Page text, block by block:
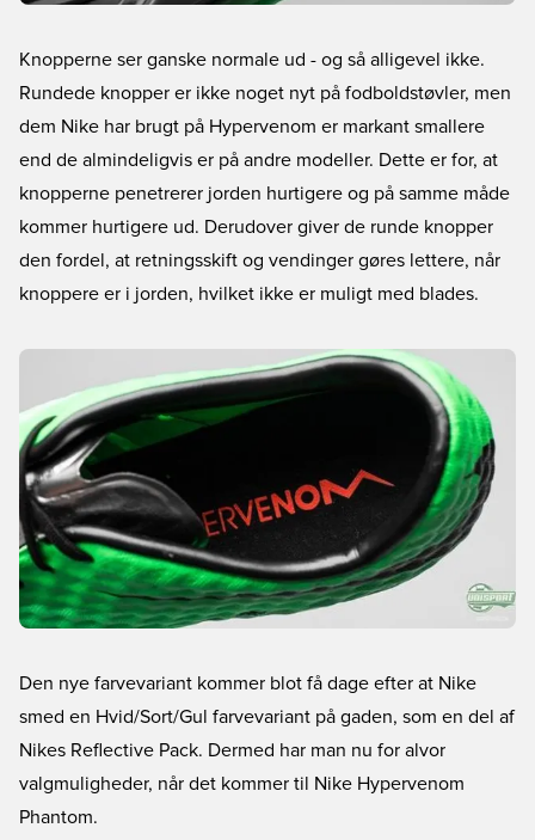
Knopperne ser ganske normale ud - og så alligevel ikke.
Rundede knopper er ikke noget nyt på fodboldstøvler, men
dem Nike har brugt på Hypervenom er markant smallere
end de almindeligvis er på andre modeller. Dette er for, at
knopperne penetrerer jorden hurtigere og på samme måde
kommer hurtigere ud. Derudover giver de runde knopper
den fordel, at retningsskift og vendinger gøres lettere, når
knoppere er i jorden, hvilket ikke er muligt med blades.
Den nye farvevariant kommer blot få dage efter at Nike
smed en Hvid/Sort/Gul farvevariant på gaden, som en del af
Nikes Reflective Pack. Dermed har man nu for alvor
valgmuligheder, når det kommer til Nike Hypervenom
Phantom.